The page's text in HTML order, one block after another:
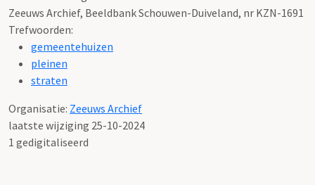
Zeeuws Archief, Beeldbank Schouwen-Duiveland, nr KZN-1691
Trefwoorden:
gemeentehuizen
pleinen
straten
Organisatie: Zeeuws Archief
laatste wijziging 25-10-2024
1 gedigitaliseerd